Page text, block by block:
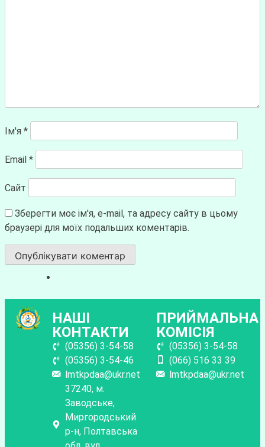
Ім'я *
Email *
Сайт
Зберегти моє ім'я, e-mail, та адресу сайту в цьому
браузері для моїх подальших коментарів.
НАШІ
КОНТАКТИ
(05356) 3-54-58
(05356) 3-54-46
lmtkpdaa@ukr.net
37240, м.
Заводське,
Миргородський
р-н, Полтавська
ПРИЙМАЛЬНА
КОМІСІЯ
(05356) 3-54-58
(066) 516 33 39
lmtkpdaa@ukr.net